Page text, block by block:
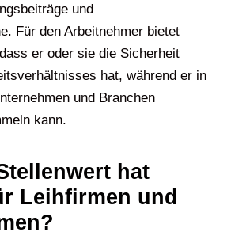
und
Für den Arbeitnehmer bietet
er oder sie die Sicherheit
hat, während er in
und Branchen
kann.
hat
Leihfirmen und